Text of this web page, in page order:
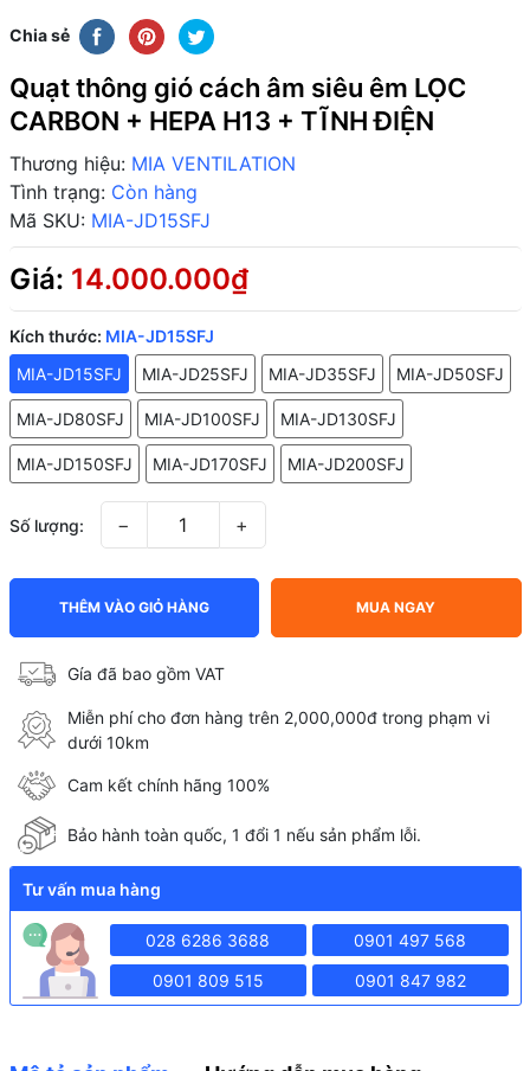
Chia sẻ
Quạt thông gió cách âm siêu êm LỌC
CARBON + HEPA H13 + TĨNH ĐIỆN
Thương hiệu: MIA VENTILATION
Tình trạng: Còn hàng
Mã SKU: MIA-JD15SFJ
Giá: 14.000.000₫
Kích thước: MIA-JD15SFJ
MIA-JD15SFJ
MIA-JD25SFJ MIA-JD35SFJ MIA-JD50SFJ
MIA-JD80SFJ MIA-JD100SFJ MIA-JD130SFJ
MIA-JD150SFJ MIA-JD170SFJ MIA-JD200SFJ
Số lượng: − +
THÊM VÀO GIỎ HÀNG MUA NGAY
Gía đã bao gồm VAT
Miễn phí cho đơn hàng trên 2,000,000đ trong phạm vi
dưới 10km
Cam kết chính hãng 100%
Bảo hành toàn quốc, 1 đổi 1 nếu sản phẩm lỗi.
Tư vấn mua hàng
028 6286 3688 0901 497 568
0901 809 515 0901 847 982